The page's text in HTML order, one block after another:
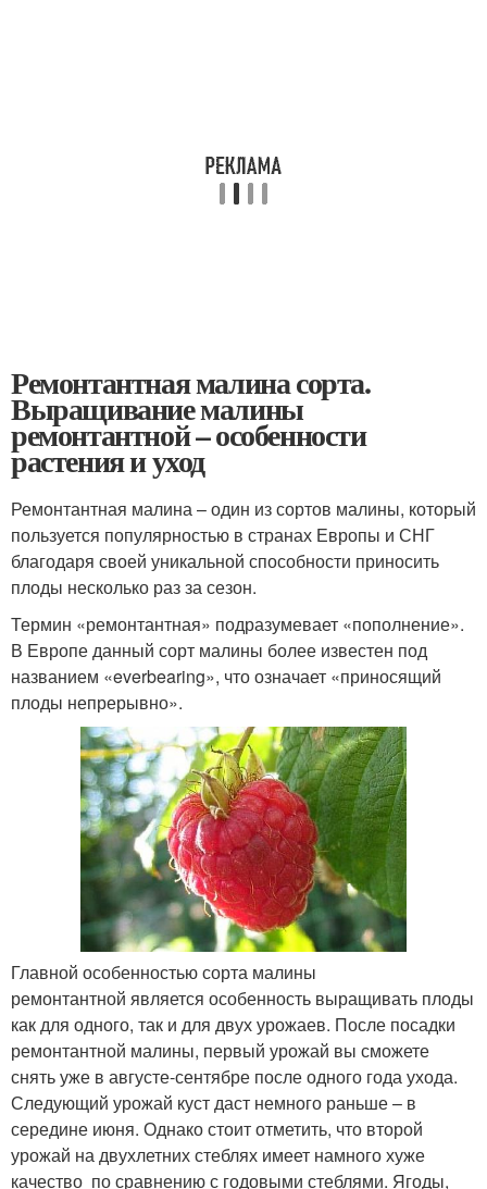
Ремонтантная малина сорта.
Выращивание малины
ремонтантной – особенности
растения и уход
Ремонтантная малина – один из сортов малины, который
пользуется популярностью в странах Европы и СНГ
благодаря своей уникальной способности приносить
плоды несколько раз за сезон.
Термин «ремонтантная» подразумевает «пополнение».
В Европе данный сорт малины более известен под
названием «everbearing», что означает «приносящий
плоды непрерывно».
Главной особенностью сорта малины
ремонтантной является особенность выращивать плоды
как для одного, так и для двух урожаев. После посадки
ремонтантной малины, первый урожай вы сможете
снять уже в августе-сентябре после одного года ухода.
Следующий урожай куст даст немного раньше – в
середине июня. Однако стоит отметить, что второй
урожай на двухлетних стеблях имеет намного хуже
качество по сравнению с годовыми стеблями. Ягоды,